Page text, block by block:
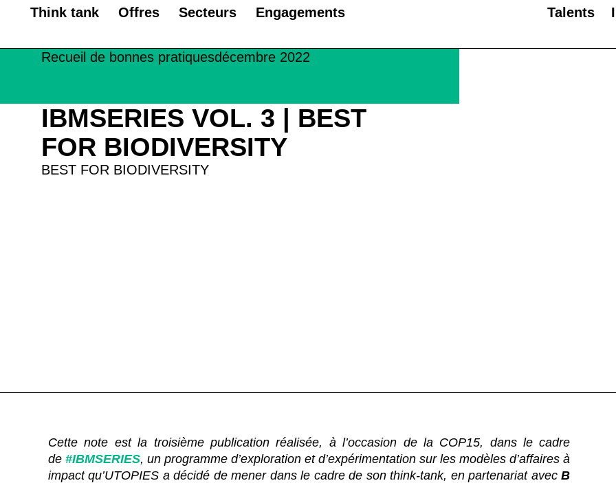
Think tank Offres Secteurs Engagements Talents
Recueil de bonnes pratiquesdécembre 2022
IBMSERIES VOL. 3 | BEST
FOR BIODIVERSITY
BEST FOR BIODIVERSITY
Cette note est la troisième publication réalisée, à l’occasion de la COP15, dans le cadre
de#IBMSERIES, un programme d’exploration et d’expérimentation sur les modèles d’affaires à
impact qu’UTOPIES a décidé de mener dans le cadre de son think-tank, en partenariat avecB